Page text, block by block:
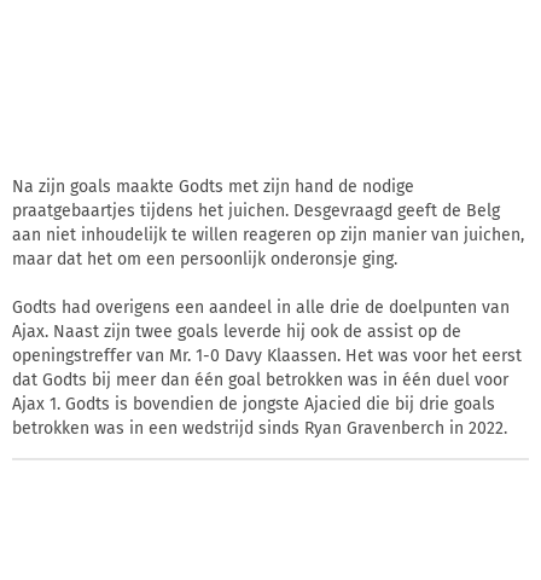
Na zijn goals maakte Godts met zijn hand de nodige
praatgebaartjes tijdens het juichen. Desgevraagd geeft de Belg
aan niet inhoudelijk te willen reageren op zijn manier van juichen,
maar dat het om een persoonlijk onderonsje ging.
Godts had overigens een aandeel in alle drie de doelpunten van
Ajax. Naast zijn twee goals leverde hij ook de assist op de
openingstreffer van Mr. 1-0 Davy Klaassen. Het was voor het eerst
dat Godts bij meer dan één goal betrokken was in één duel voor
Ajax 1. Godts is bovendien de jongste Ajacied die bij drie goals
betrokken was in een wedstrijd sinds Ryan Gravenberch in 2022.